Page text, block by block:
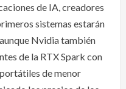
de IA, creadores
sistemas estarán
Nvidia también
de la RTX Spark con
de menor